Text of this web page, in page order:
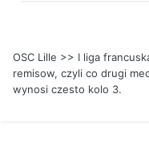
OSC Lille >> I liga
remisow, czyli co drugi
wynosi czesto kolo 3.